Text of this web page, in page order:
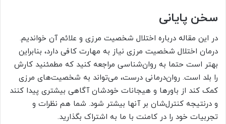
سخن پایانی
در این مقاله درباره اختلال شخصیت مرزی و علائم آن خواندیم.
درمان اختلال شخصیت مرزی نیاز به مهارت کافی دارد، بنابراین
بهتر است حتما به روان‌شناسی مراجعه کنید که مطمئنید کارش
را بلد است. روان‌درمانی درست، می‌تواند به شخصیت‌های مرزی
کمک کند از باورها و هیجانات خودشان آگاهی بیشتری پیدا کنند
و درنتیجه کنترل‌شان بر آنها بیشتر شود. شما هم نظرات و
تجربیات خود را در کامنت با ما به اشتراک بگذارید.